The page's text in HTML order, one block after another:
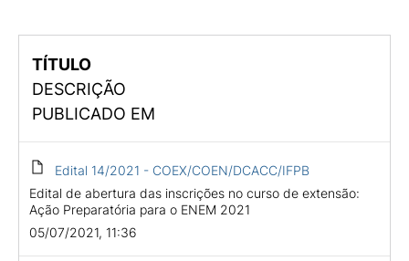
TÍTULO
DESCRIÇÃO
PUBLICADO EM
Edital 14/2021 - COEX/COEN/DCACC/IFPB
Edital de abertura das inscrições no curso de extensão:
Ação Preparatória para o ENEM 2021
05/07/2021, 11:36